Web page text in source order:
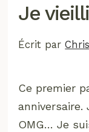
Je
Écrit par
Ce premier
anniversaire.
OMG… Je